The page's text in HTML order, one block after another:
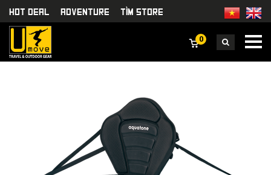
HOT DEAL Adventure TÌm Store
0